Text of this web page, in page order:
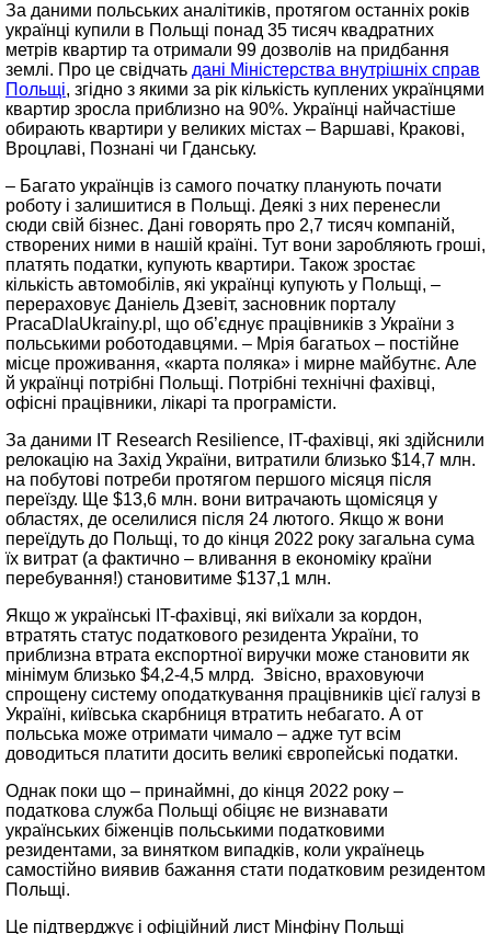
За даними польських аналітиків, протягом останніх років
українці купили в Польщі понад 35 тисяч квадратних
метрів квартир та отримали 99 дозволів на придбання
землі. Про це свідчать дані Міністерства внутрішніх справ
Польщі, згідно з якими за рік кількість куплених українцями
квартир зросла приблизно на 90%. Українці найчастіше
обирають квартири у великих містах – Варшаві, Кракові,
Вроцлаві, Познані чи Гданську.
– Багато українців із самого початку планують почати
роботу і залишитися в Польщі. Деякі з них перенесли
сюди свій бізнес. Дані говорять про 2,7 тисяч компаній,
створених ними в нашій країні. Тут вони заробляють гроші,
платять податки, купують квартири. Також зростає
кількість автомобілів, які українці купують у Польщі, –
перераховує Даніель Дзевіт, засновник порталу
PracaDlaUkrainy.pl, що об’єднує працівників з України з
польськими роботодавцями. – Мрія багатьох – постійне
місце проживання, «карта поляка» і мирне майбутнє. Але
й українці потрібні Польщі. Потрібні технічні фахівці,
офісні працівники, лікарі та програмісти.
За даними IT Research Resilience, IT-фахівці, які здійснили
релокацію на Захід України, витратили близько $14,7 млн.
на побутові потреби протягом першого місяця після
переїзду. Ще $13,6 млн. вони витрачають щомісяця у
областях, де оселилися після 24 лютого. Якщо ж вони
переїдуть до Польщі, то до кінця 2022 року загальна сума
їх витрат (а фактично – вливання в економіку країни
перебування!) становитиме $137,1 млн.
Якщо ж українські IT-фахівці, які виїхали за кордон,
втратять статус податкового резидента України, то
приблизна втрата експортної виручки може становити як
мінімум близько $4,2-4,5 млрд. Звісно, враховуючи
спрощену систему оподаткування працівників цієї галузі в
Україні, київська скарбниця втратить небагато. А от
польська може отримати чимало – адже тут всім
доводиться платити досить великі європейські податки.
Однак поки що – принаймні, до кінця 2022 року –
податкова служба Польщі обіцяє не визнавати
українських біженців польськими податковими
резидентами, за винятком випадків, коли українець
самостійно виявив бажання стати податковим резидентом
Польщі.
Це підтверджує і офіційний лист Мінфіну Польщі